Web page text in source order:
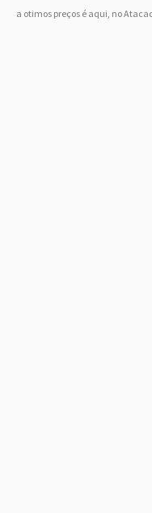
a otimos preços é aqui, no